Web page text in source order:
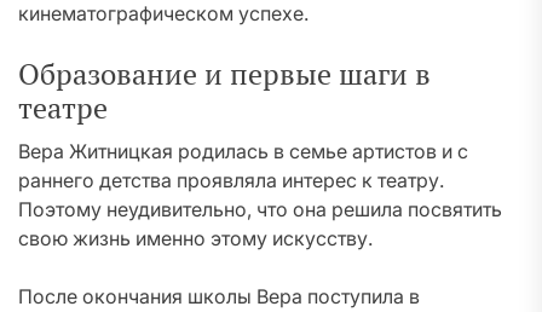
кинематографическом успехе.
Образование и первые шаги в
театре
Вера Житницкая родилась в семье артистов и с
раннего детства проявляла интерес к театру.
Поэтому неудивительно, что она решила посвятить
свою жизнь именно этому искусству.
После окончания школы Вера поступила в